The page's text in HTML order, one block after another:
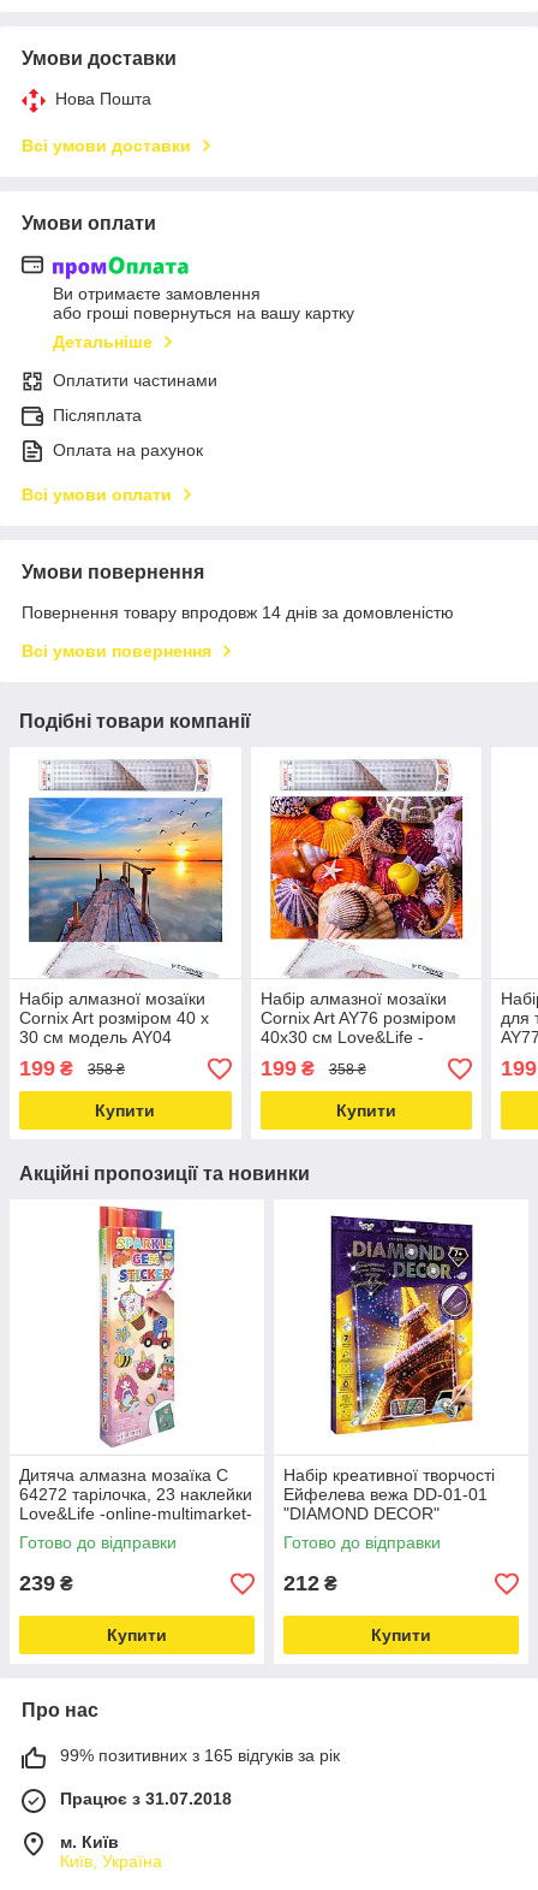
Умови доставки
Нова Пошта
Всі умови доставки
Умови оплати
Ви отримаєте замовлення
або гроші повернуться на вашу картку
Детальніше
Оплатити частинами
Післяплата
Оплата на рахунок
Всі умови оплати
Умови повернення
Повернення товару впродовж 14 днів за домовленістю
Всі умови повернення
Подібні товари компанії
Набір алмазної мозаїки
Cornix Art розміром 40 x
30 см модель AY04
Love&Life -online-
multimarket-
199 ₴ 358 ₴
Купити
Набір алмазної мозаїки
Cornix Art AY76 розміром
40x30 см Love&Life -
online-multimarket-
199₴ 358 ₴
Купити
для
40
199
Акційні пропозиції та новинки
Дитяча алмазна мозаїка C
64272 тарілочка, 23 наклейки
Love&Life -online-multimarket-
Готово до відправки
239 ₴
Купити
Набір креативної творчості
Ейфелева вежа DD-01-01
"DIAMOND DECOR"
Love&Life -online-multimarket-
Готово до відправки
212 ₴
Купити
Про нас
99% позитивних з 165 відгуків за рік
Працює з 31.07.2018
м. Київ
Київ, Україна